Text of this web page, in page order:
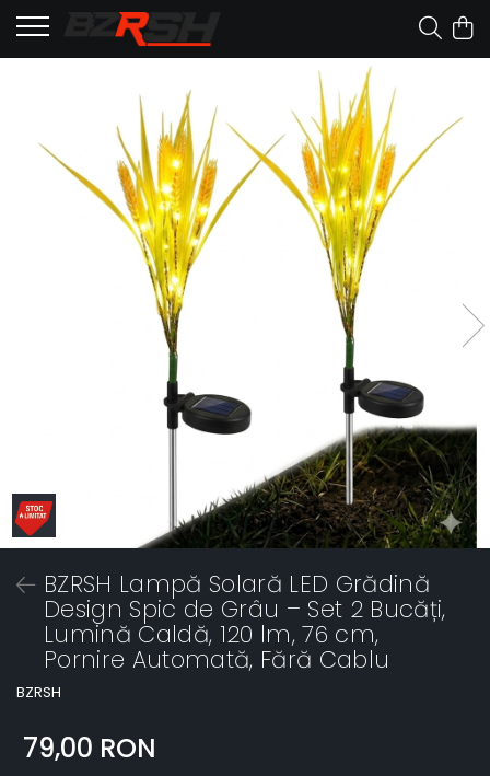
BZRSH Lampă Solară LED Grădină
Design Spic de Grâu – Set 2 Bucăți,
Lumină Caldă, 120 lm, 76 cm,
Pornire Automată, Fără Cablu
BZRSH
79,00 RON